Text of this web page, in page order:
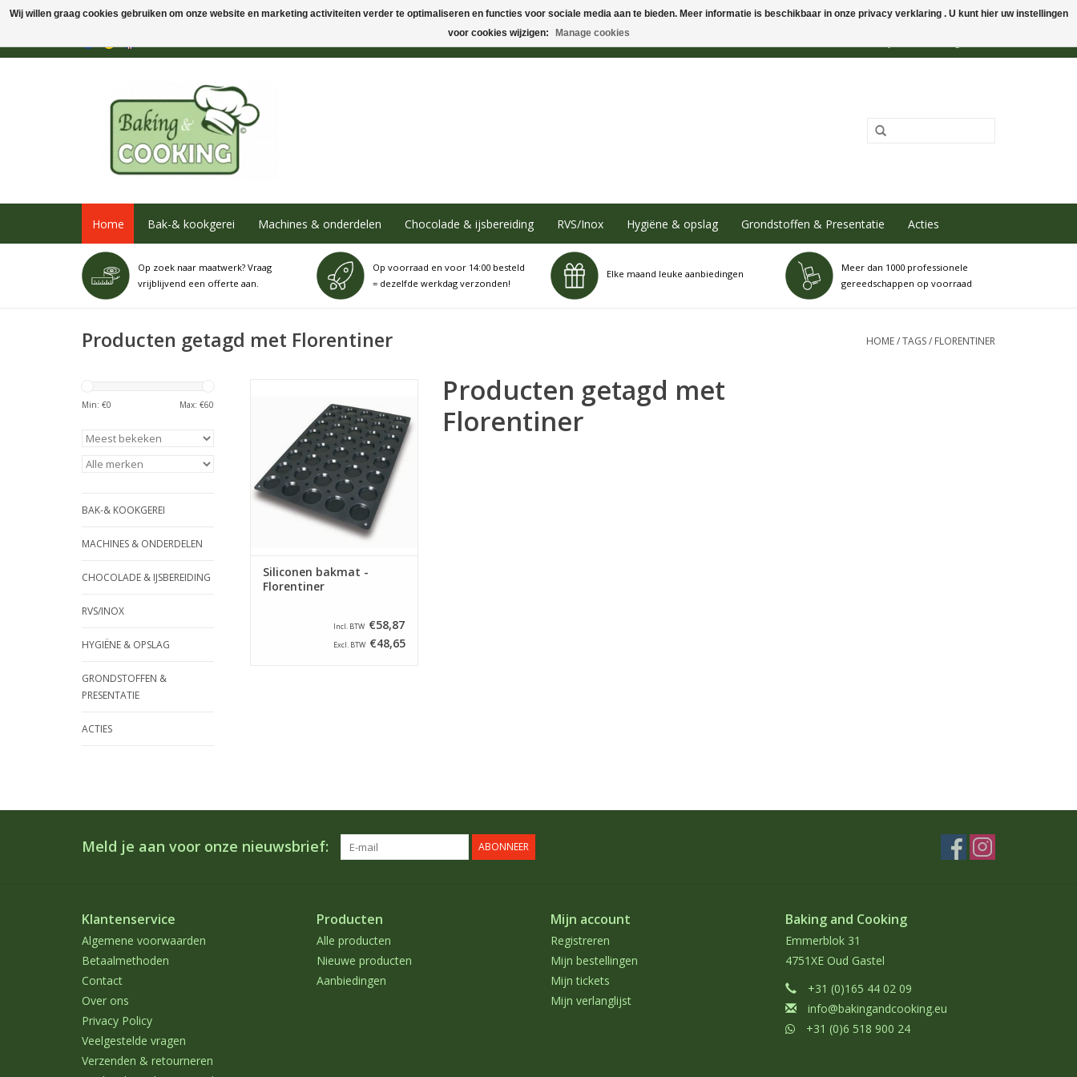
Home Bak-& kookgerei Machines & onderdelen Chocolade & ijsbereiding RVS/Inox Hygiëne & opslag Grondstoffen & Presentatie Acties
Op zoek naar maatwerk? Vraag
vrijblijvend een offerte aan.
Op voorraad en voor 14:00 besteld
= dezelfde werkdag verzonden!
Elke maand leuke aanbiedingen
Meer dan 1000 professionele
gereedschappen op voorraad
Producten getagd met Florentiner HOME/TAGS/ FLORENTINER
Min: €0 Max: €60
BAK-& KOOKGEREI
MACHINES & ONDERDELEN
CHOCOLADE & IJSBEREIDING
RVS/INOX
HYGIËNE & OPSLAG
GRONDSTOFFEN &
PRESENTATIE
ACTIES
afmeting van 400 x 600 mm. De
mat is voorzien van 40 florentiner
vormen met een diameter van 62
mm en een hoogte van 12 mm.
TOEVOEGEN AAN WINKELWAGEN
Siliconen bakmat -
Florentiner
Incl. BTW €58,87
Excl. BTW €48,65
Producten getagd met
Florentiner
Meld je aan voor onze nieuwsbrief: ABONNEER
Klantenservice
Algemene voorwaarden
Betaalmethoden
Contact
Over ons
Privacy Policy
Veelgestelde vragen
Verzenden & retourneren
Producten
Alle producten
Nieuwe producten
Aanbiedingen
Mijn account
Registreren
Mijn bestellingen
Mijn tickets
Mijn verlanglijst
Baking and Cooking
Emmerblok 31
4751XE Oud Gastel
+31 (0)165 44 02 09
info@bakingandcooking.eu
+31 (0)6 518 900 24
Wij willen graag cookies gebruiken om onze website en marketing activiteiten verder te optimaliseren en functies voor sociale media aan te bieden. Meer informatie is beschikbaar in onze privacy verklaring . U kunt hier uw instellingen
voor cookies wijzigen:
Manage cookies